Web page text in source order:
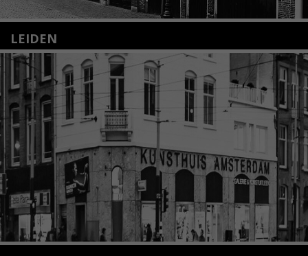
LEIDEN
Nieuwstraat 35
2312 KA Leiden
+31(0)71 – 52 84 480
info@kunsthuisleiden.nl
Lees meer